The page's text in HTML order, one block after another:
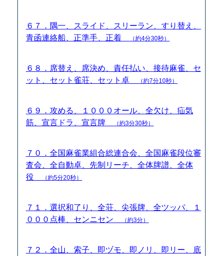
６７．隅一、スライド、スリーラン、すり替え、
青函連絡船、正準手、正着
（約4分30秒）
６８．席替え、席決め、責任払い、接待麻雀、セ
ット、セット雀荘、セット卓
（約7分10秒）
６９．攻める、１０００オール、全欠け、疝気
筋、宣言ドラ、宣言牌
（約3分30秒）
７０．全国麻雀業組合総連合会、全国麻雀段位審
査会、全自動卓、先制リーチ、全体牌譜、全体
役
（約5分20秒）
７１．選択和了り、全荘、尖張牌、全ツッパ、１
０００点棒、センニセン
（約3分）
７２．全山、索子、即ヅモ、即ノリ、即リー、底